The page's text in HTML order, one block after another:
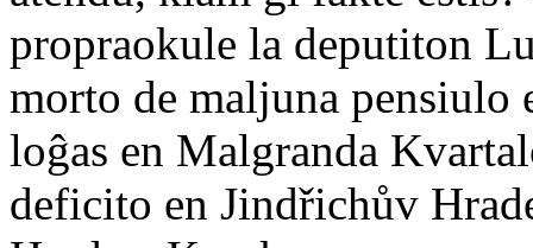
propraokule la deputiton
morto de maljuna
loĝas en Malgranda
deficito en Jindřichův